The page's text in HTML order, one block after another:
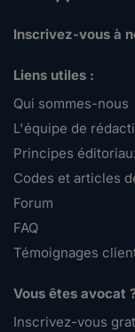
Inscrivez-vous à
Liens utiles :
Qui sommes-nous
L'équipe de
Principes
Codes et articles
Forum
FAQ
Témoignages
Vous êtes avocat
Inscrivez-vous